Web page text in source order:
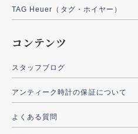
TAG Heuer（タグ・ホイヤー）
コンテンツ
スタッフブログ
アンティーク時計の保証について
よくある質問